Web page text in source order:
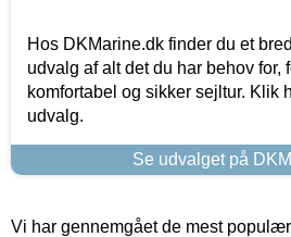
Hos DKMarine.dk finder du et
udvalg af alt det du har behov for,
komfortabel og sikker sejltur. Klik
udvalg.
Se udvalget på
Vi har gennemgået de mest